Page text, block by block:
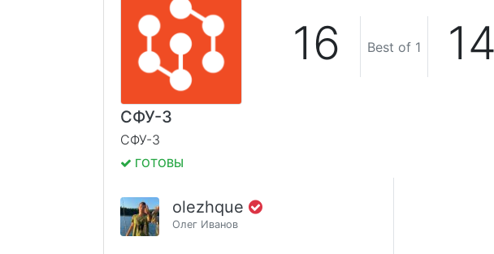
16 Best of 1 14
СФУ-3
СФУ-3
ГОТОВЫ
olezhque
Олег Иванов